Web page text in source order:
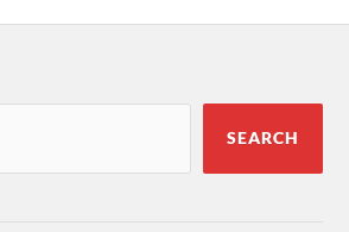
SEARCH